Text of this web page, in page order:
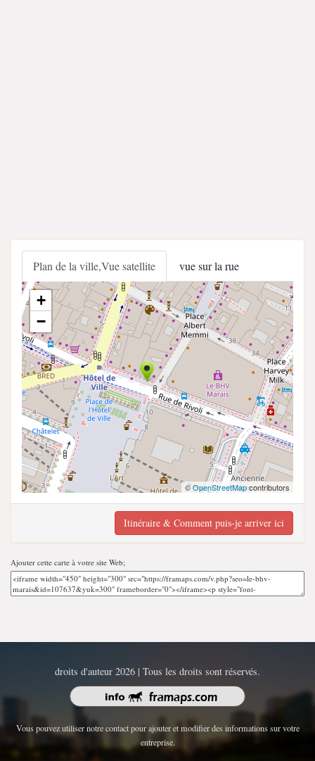
Plan de la ville,Vue satellite vue sur la rue
+
−
©OpenStreetMapcontributors
Itinéraire & Comment puis-je arriver ici
Ajouter cette carte à votre site Web;
droits d'auteur 2026 | Tous les droits sont réservés.
Vous pouvez utiliser notre contact pour ajouter et modifier des informations sur votre
entreprise.